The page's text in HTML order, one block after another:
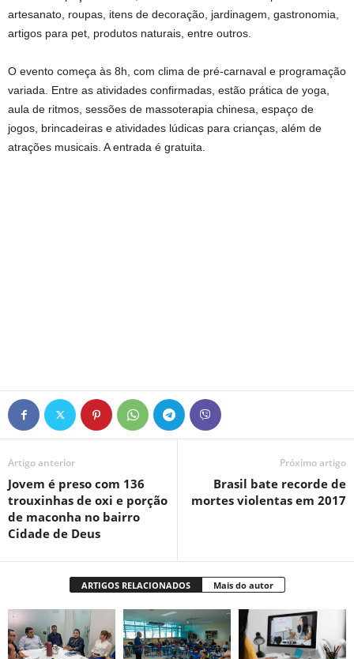
artesanato, roupas, itens de decoração, jardinagem, gastronomia,
artigos para pet, produtos naturais, entre outros.
O evento começa às 8h, com clima de pré-carnaval e programação
variada. Entre as atividades confirmadas, estão prática de yoga,
aula de ritmos, sessões de massoterapia chinesa, espaço de
jogos, brincadeiras e atividades lúdicas para crianças, além de
atrações musicais. A entrada é gratuita.
Artigo anterior
Jovem é preso com 136
trouxinhas de oxi e porção
de maconha no bairro
Cidade de Deus
Próximo artigo
Brasil bate recorde de
mortes violentas em 2017
ARTIGOS RELACIONADOS Mais do autor